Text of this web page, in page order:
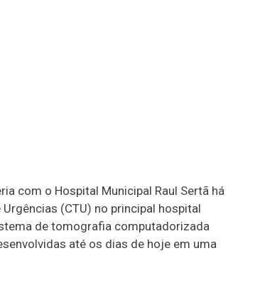
com o Hospital Municipal Raul Sertã há
(CTU) no principal hospital
de tomografia computadorizada
até os dias de hoje em uma